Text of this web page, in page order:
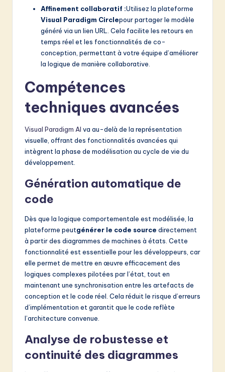
Affinement collaboratif :Utilisez la plateforme
Visual Paradigm Circlepour partager le modèle
généré via un lien URL. Cela facilite les retours en
temps réel et les fonctionnalités de co-
conception, permettant à votre équipe d’améliorer
la logique de manière collaborative.
Compétences
techniques avancées
Visual Paradigm AI va au-delà de la représentation
visuelle, offrant des fonctionnalités avancées qui
intègrent la phase de modélisation au cycle de vie du
développement.
Génération automatique de
code
Dès que la logique comportementale est modélisée, la
plateforme peutgénérer le code source directement
à partir des diagrammes de machines à états. Cette
fonctionnalité est essentielle pour les développeurs, car
elle permet de mettre en œuvre efficacement des
logiques complexes pilotées par l’état, tout en
maintenant une synchronisation entre les artefacts de
conception et le code réel. Cela réduit le risque d’erreurs
d’implémentation et garantit que le code reflète
l’architecture convenue.
Analyse de robustesse et
continuité des diagrammes